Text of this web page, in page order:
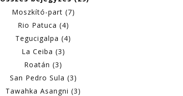
Moszkító-part (7)
Rio Patuca (4)
Tegucigalpa (4)
La Ceiba (3)
Roatán (3)
San Pedro Sula (3)
Tawahka Asangni (3)